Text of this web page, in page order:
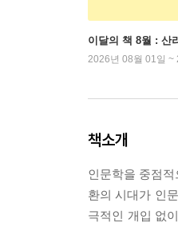
이달의 책 8월 : 산
2026년 08월 01일 ~
책소개
인문학을 중점
환의 시대가 인
극적인 개입 없